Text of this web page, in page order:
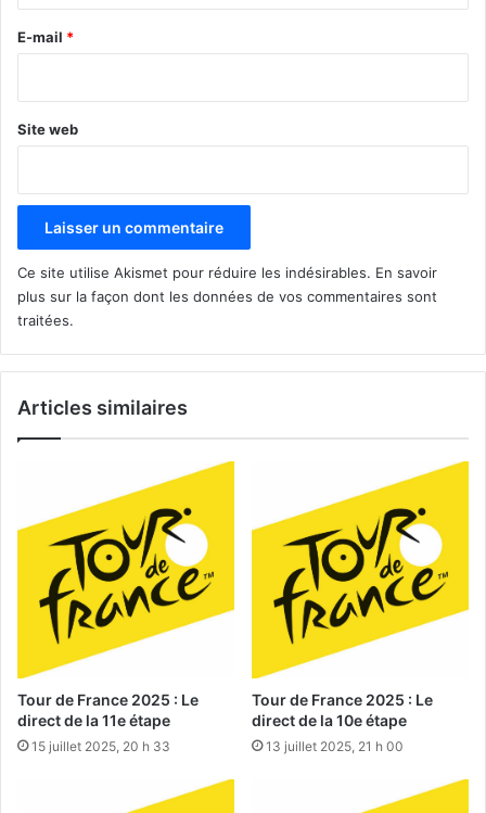
e
E-mail *
Site web
Ce site utilise Akismet pour réduire les indésirables. En savoir
plus sur la façon dont les données de vos commentaires sont
traitées.
Articles similaires
Tour de France 2025 : Le
direct de la 11e étape
15 juillet 2025, 20 h 33
Tour de France 2025 : Le
direct de la 10e étape
13 juillet 2025, 21 h 00